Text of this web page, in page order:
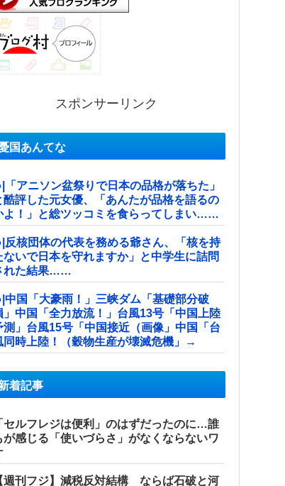
スポンサーリンク
国あんてな
「アニソン盆祭りで日本の品格が落ちた」
酷評した元女優、「あんたが品格を語るの
よ！」と総ツッコミを食らってしまい……
反核団体の代表を務める爺さん、「核を持
ないで日本を守れますか」と中学生に詰問
れた結果……
中国「大豪雨！」三峡ダム「基礎部分破
」中国「全力放流！」台風13号「中国上陸
測」台風15号「中国接近（画像」中国「台
同時上陸！（穀物生産が壊滅危機」→
着記事
セルフレジは便利」のはずだったのに…誰
が感じる「使いづらさ」がなくならないワ
週刊フジ】減税反対結構 ならば石破と河